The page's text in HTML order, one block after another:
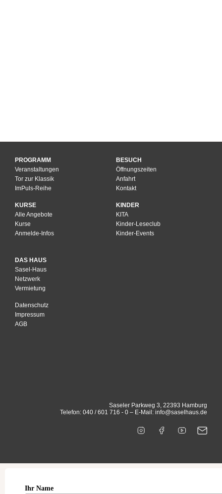
PROGRAMM
Veranstaltungen
Tor zur Klassik
ImPuls-Reihe
KURSE
Alle Angebote
Kurse
Anmelde-Infos
BESUCH
Öffnungszeiten
Anfahrt
Kontakt
KINDER
KITA
Kinder-Leseclub
Kinder-Events
DAS HAUS
Sasel-Haus
Netzwerk
Vermietung
Datenschutz
Impressum
AGB
Saseler Parkweg 3, 22393 Hamburg
Telefon: 040 / 601 716 - 0 – E-Mail: info@saselhaus.de
Ihr Name